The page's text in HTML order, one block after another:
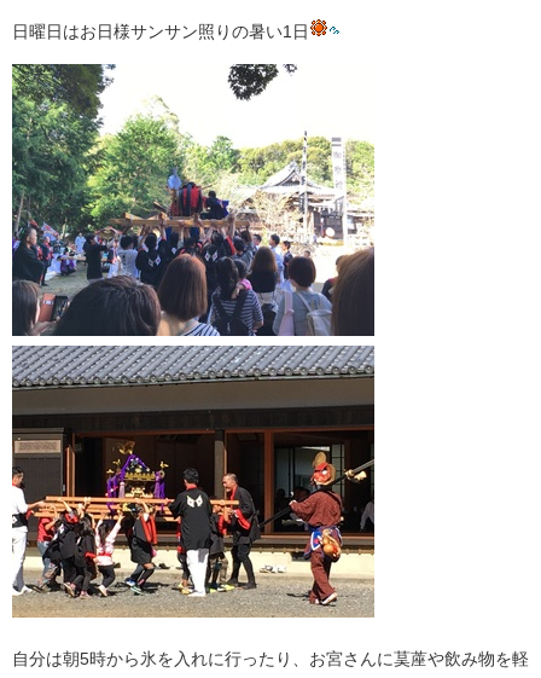
日曜日はお日様サンサン照りの暑い1日
自分は朝5時から氷を入れに行ったり、お宮さんに茣蓙や飲み物を軽